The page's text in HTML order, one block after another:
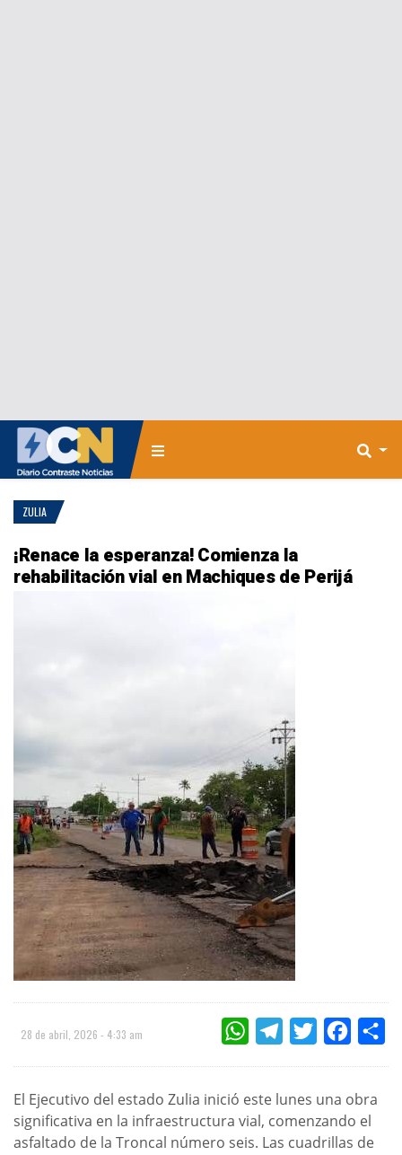
ZULIA
¡Renace la esperanza! Comienza la
rehabilitación vial en Machiques de Perijá
28 de abril, 2026 - 4:33 am WHATSAPPTELEGRAMTWITTER
El Ejecutivo del estado Zulia inició este lunes una obra
significativa en la infraestructura vial, comenzando el
asfaltado de la Troncal número seis. Las cuadrillas de